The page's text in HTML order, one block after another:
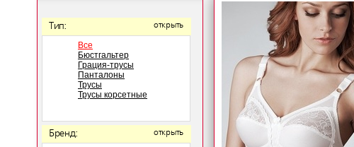
Тип: открыть
Все
Бюстгальтер
Грация-трусы
Панталоны
Трусы
Трусы корсетные
Бренд: открыть